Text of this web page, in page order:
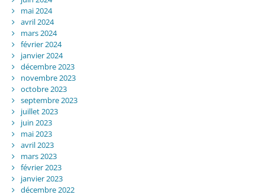
mai 2024
avril 2024
mars 2024
février 2024
janvier 2024
décembre 2023
novembre 2023
octobre 2023
septembre 2023
juillet 2023
juin 2023
mai 2023
avril 2023
mars 2023
février 2023
janvier 2023
décembre 2022